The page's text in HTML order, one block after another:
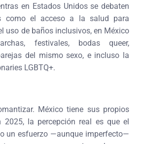
en Estados Unidos se debaten
como el acceso a la salud para
uso de baños inclusivos, en México
festivales, bodas queer,
del mismo sexo, e incluso la
LGBTQ+.
México tiene sus propios
2025, la percepción real es que el
un esfuerzo —aunque imperfecto—